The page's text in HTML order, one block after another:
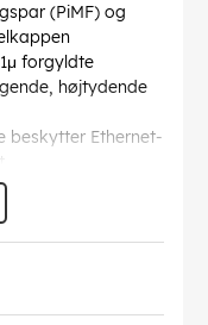
(PiMF) og
forgyldte
højtydende
beskytter Ethernet-
over Ethernet
T, 100BASE-
Mbit/s.